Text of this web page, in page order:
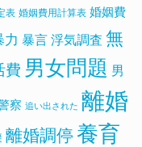
表 婚姻費用計算表 婚姻費
力 暴言 浮気調査 無
費 男女問題 男
察 追い出された 離婚
離婚調停 養育